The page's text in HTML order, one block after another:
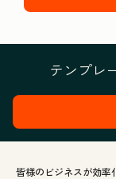
テンプレ
皆様のビジネスが効率